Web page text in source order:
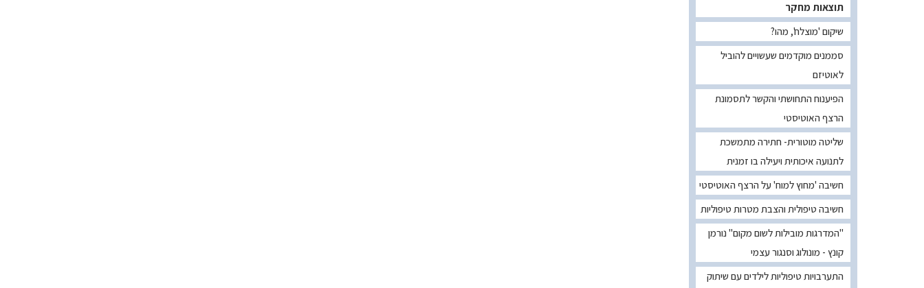
תוצאות מחקר
שיקום 'מוצלח', מהו?
סממנים מוקדמים שעשויים להוביל
לאוטיזם
הפיענוח התחושתי והקשר לתסמונת
הרצף האוטיסטי
שליטה מוטורית- חתירה מתמשכת
לתנועה איכותית ויעילה בו זמנית
חשיבה 'מחוץ למוח' על הרצף האוטיסטי
חשיבה טיפולית והצבת מטרות טיפוליות
"המדרגות מובילות לשום מקום" נורמן
קונץ - מונולוג וסנגור עצמי
התערבויות טיפוליות לילדים עם שיתוק